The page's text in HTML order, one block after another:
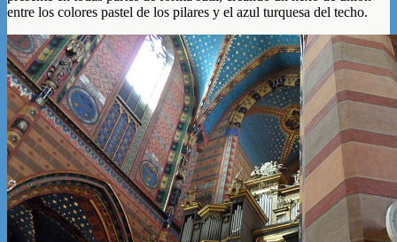
entre los colores pastel de los pilares y el azul turquesa del techo.